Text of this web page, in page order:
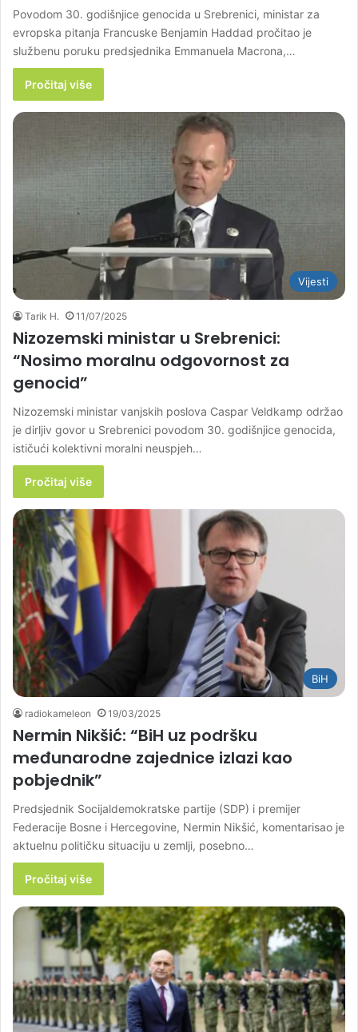
Povodom 30. godišnjice genocida u Srebrenici, ministar za
evropska pitanja Francuske Benjamin Haddad pročitao je
službenu poruku predsjednika Emmanuela Macrona,…
Pročitaj više
Vijesti
Tarik H. 11/07/2025
Nizozemski ministar u Srebrenici:
“Nosimo moralnu odgovornost za
genocid”
Nizozemski ministar vanjskih poslova Caspar Veldkamp održao
je dirljiv govor u Srebrenici povodom 30. godišnjice genocida,
ističući kolektivni moralni neuspjeh…
Pročitaj više
BiH
radiokameleon 19/03/2025
Nermin Nikšić: “BiH uz podršku
međunarodne zajednice izlazi kao
pobjednik”
Predsjednik Socijaldemokratske partije (SDP) i premijer
Federacije Bosne i Hercegovine, Nermin Nikšić, komentarisao je
aktuelnu političku situaciju u zemlji, posebno…
Pročitaj više